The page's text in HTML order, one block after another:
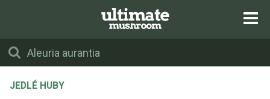
JEDLÉ HUBY